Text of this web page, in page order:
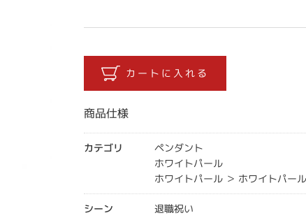
商品仕様
カテゴリ
ペンダント
ホワイトパール
ホワイトパール ＞ ホワイトパー
シーン 退職祝い